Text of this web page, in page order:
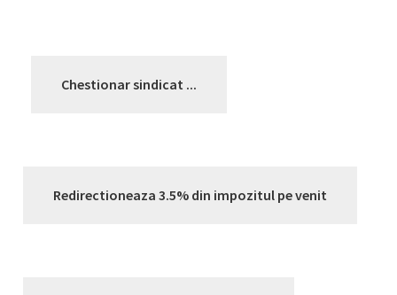
Chestionar sindicat ...
Redirectioneaza 3.5% din impozitul pe venit